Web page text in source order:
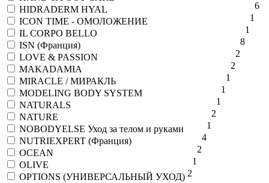
6
HIDRADERM HYAL
1
ICON TIME - ОМОЛОЖЕНИЕ
1
IL CORPO BELLO
8
ISN (Франция)
2
LOVE & PASSION
2
MAKADAMIA
1
MIRACLE / МИРАКЛЬ
1
MODELING BODY SYSTEM
1
NATURALS
2
NATURE
1
NOBODYELSE Уход за телом и руками
4
NUTRIEXPERT (Франция)
2
OCEAN
1
OLIVE
2
OPTIONS (УНИВЕРСАЛЬНЫЙ УХОД)